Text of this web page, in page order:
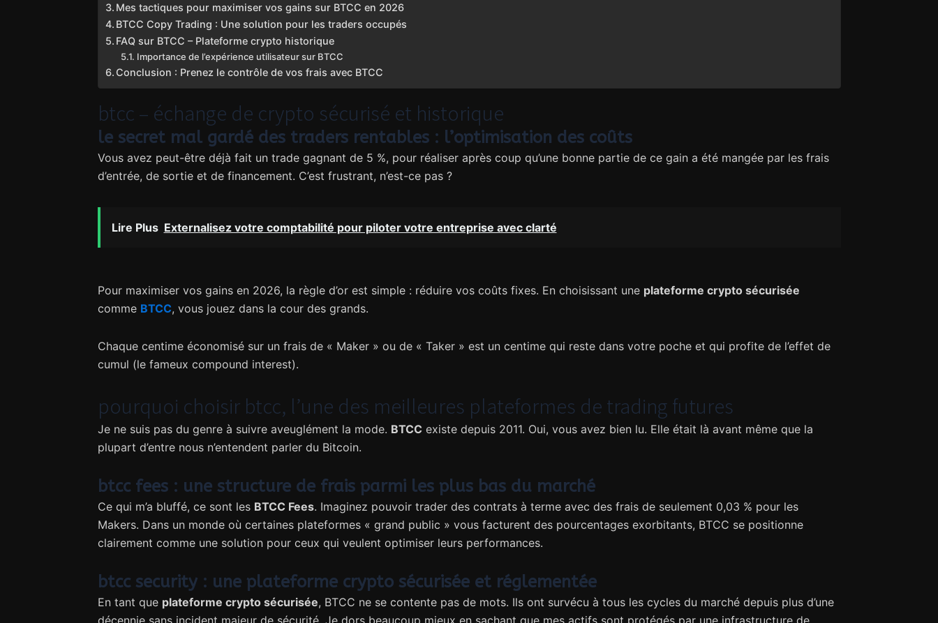
Mes tactiques pour maximiser vos gains sur BTCC en 2026
BTCC Copy Trading : Une solution pour les traders occupés
FAQ sur BTCC – Plateforme crypto historique
Importance de l’expérience utilisateur sur BTCC
Conclusion : Prenez le contrôle de vos frais avec BTCC
btcc – échange de crypto sécurisé et historique
le secret mal gardé des traders rentables : l’optimisation des coûts
Vous avez peut-être déjà fait un trade gagnant de 5 %, pour réaliser après coup qu’une bonne partie de ce gain a été mangée par les frais
d’entrée, de sortie et de financement. C’est frustrant, n’est-ce pas ?
Lire Plus Externalisez votre comptabilité pour piloter votre entreprise avec clarté
Pour maximiser vos gains en 2026, la règle d’or est simple : réduire vos coûts fixes. En choisissant une plateforme crypto sécurisée
comme BTCC, vous jouez dans la cour des grands.
Chaque centime économisé sur un frais de « Maker » ou de « Taker » est un centime qui reste dans votre poche et qui profite de l’effet de
cumul (le fameux compound interest).
pourquoi choisir btcc, l’une des meilleures plateformes de trading futures
Je ne suis pas du genre à suivre aveuglément la mode. BTCC existe depuis 2011. Oui, vous avez bien lu. Elle était là avant même que la
plupart d’entre nous n’entendent parler du Bitcoin.
btcc fees : une structure de frais parmi les plus bas du marché
Ce qui m’a bluffé, ce sont les BTCC Fees. Imaginez pouvoir trader des contrats à terme avec des frais de seulement 0,03 % pour les
Makers. Dans un monde où certaines plateformes « grand public » vous facturent des pourcentages exorbitants, BTCC se positionne
clairement comme une solution pour ceux qui veulent optimiser leurs performances.
btcc security : une plateforme crypto sécurisée et réglementée
En tant que plateforme crypto sécurisée, BTCC ne se contente pas de mots. Ils ont survécu à tous les cycles du marché depuis plus d’une
décennie sans incident majeur de sécurité. Je dors beaucoup mieux en sachant que mes actifs sont protégés par une infrastructure de